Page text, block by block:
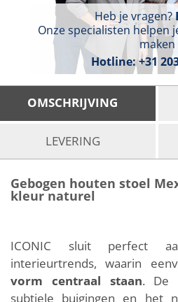
Heb je vragen?
Onze specialisten helpen
maken
Hotline:+31
OMSCHRIJVING
LEVERING
Gebogen houten stoel
kleur naturel
ICONIC sluit perfect
interieurtrends, waarin
vorm centraal staan. De
subtiele buigingen en het